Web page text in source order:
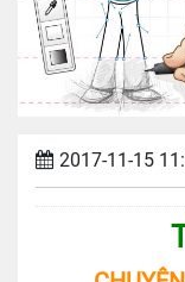
2017-11-15